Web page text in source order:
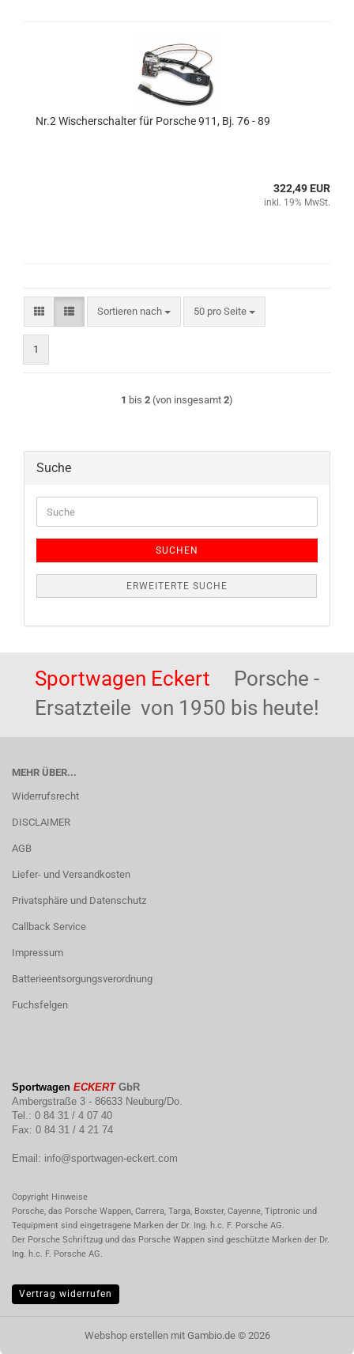
Nr.2 Wischerschalter für Porsche 911, Bj. 76 - 89
322,49 EUR
inkl. 19% MwSt.
Sortieren nach
Sortieren nach 50 pro Seite
pro Seite
1
1 bis 2 (von insgesamt 2)
Suche
SUCHEN
ERWEITERTE SUCHE
Sportwagen Eckert Porsche -
Ersatzteile von 1950 bis heute!
MEHR ÜBER...
Widerrufsrecht
DISCLAIMER
AGB
Liefer- und Versandkosten
Privatsphäre und Datenschutz
Callback Service
Impressum
Batterieentsorgungsverordnung
Fuchsfelgen
Sportwagen ECKERTGbR
Ambergstraße 3 - 86633 Neuburg/Do.
Tel.: 0 84 31 / 4 07 40
Fax: 0 84 31 / 4 21 74
Email: info@sportwagen-eckert.com
Copyright Hinweise
Porsche, das Porsche Wappen, Carrera, Targa, Boxster, Cayenne, Tiptronic und
Tequipment sind eingetragene Marken der Dr. Ing. h.c. F. Porsche AG.
Der Porsche Schriftzug und das Porsche Wappen sind geschützte Marken der Dr.
Ing. h.c. F. Porsche AG.
Vertrag widerrufen
Webshop erstellenmit Gambio.de © 2026